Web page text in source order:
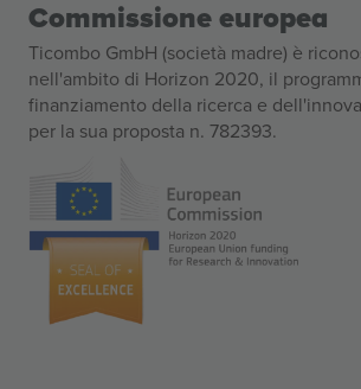
Commissione europea
Ticombo GmbH (società madre) è
nell'ambito di Horizon 2020, il
finanziamento della ricerca e
per la sua proposta n. 782393.